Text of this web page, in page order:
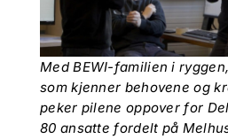
Med BEWI-familien i
som kjenner behovene og
peker pilene oppover for
80 ansatte fordelt på